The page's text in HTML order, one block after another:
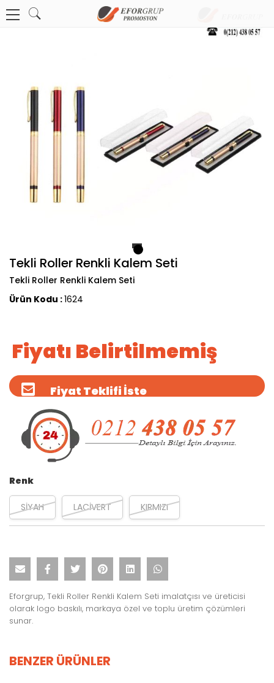
Tekli Roller Renkli Kalem Seti
Tekli Roller Renkli Kalem Seti
Ürün Kodu :1624
Fiyatı Belirtilmemiş
Fiyat Teklifi İste
Renk
SİYAH LACİVERT KIRMIZI
Eforgrup, Tekli Roller Renkli Kalem Seti imalatçısı ve üreticisi
olarak logo baskılı, markaya özel ve toplu üretim çözümleri
sunar.
BENZER ÜRÜNLER